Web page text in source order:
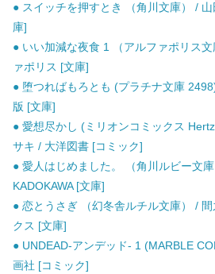
● スイッチを押すとき （角川文庫） /
庫]
● いい加減な夜食 1 （アルファポリス
ァポリス [文庫]
● 堕つればもろとも (プラチナ文庫
版 [文庫]
● 愛想尽かし (ミリオンコミックス
サキ / 大洋図書 [コミック]
● 愛人はじめました。 （角川ルビー文
KADOKAWA [文庫]
● 恋とうさぎ （幻冬舎ルチル文庫） /
クス [文庫]
● UNDEAD-アンデッド- 1 (MARBLE
画社 [コミック]